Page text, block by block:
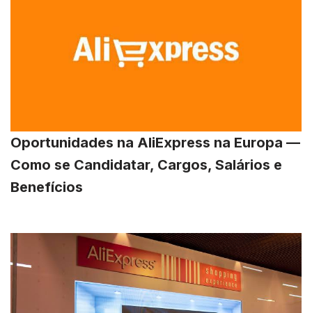
Oportunidades na AliExpress na Europa —
Como se Candidatar, Cargos, Salários e
Benefícios